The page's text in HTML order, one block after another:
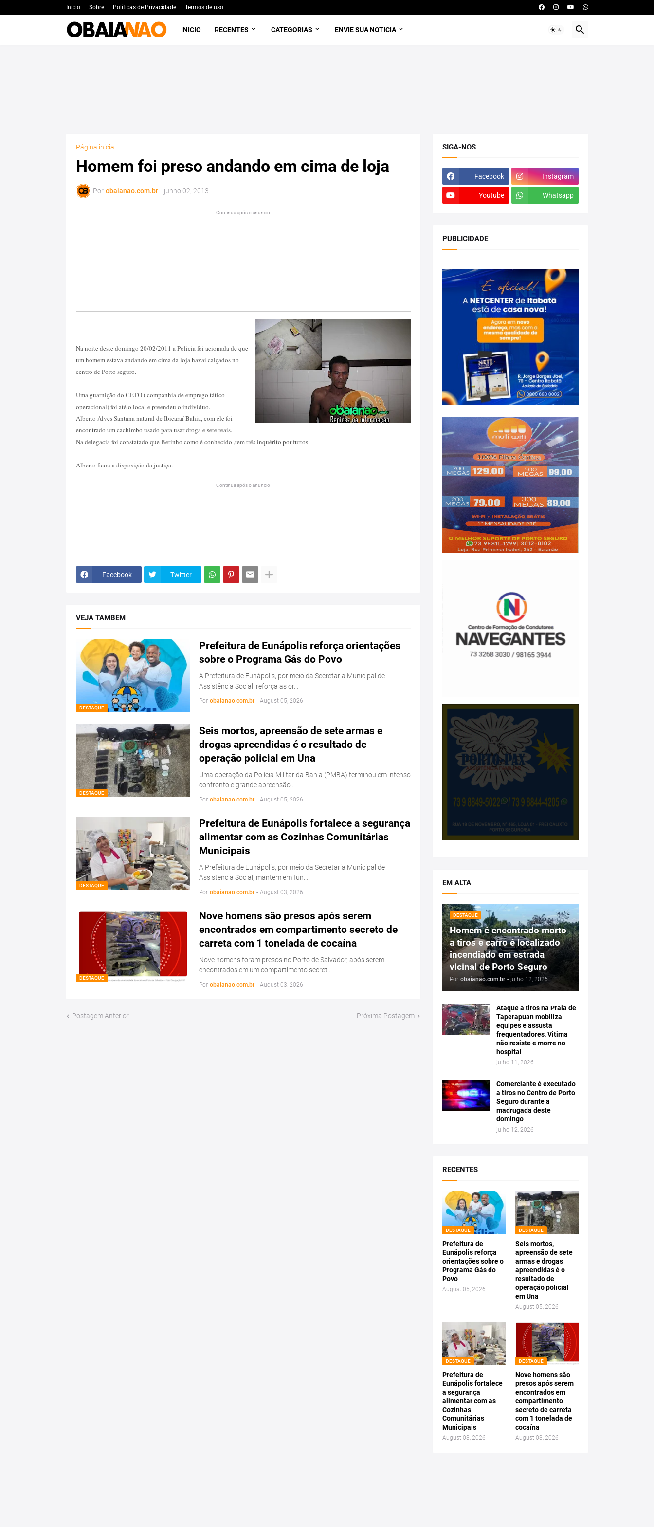
Inicio Sobre Politicas de Privacidade Termos de uso
INICIO RECENTES CATEGORIAS ENVIE SUA NOTICIA
Página inicial
Homem foi preso andando em cima de loja
Por obaianao.com.br - junho 02, 2013
Continua após o anuncio
Na noite deste domingo 20/02/2011 a Policia foi acionada de que
um homem estava andando em cima da loja havai calçados no
centro de Porto seguro.
Uma guarnição do CETO ( companhia de emprego tático
operacional) foi até o local e preendeu o individuo.
Alberto Alves Santana natural de Ibicaraí Bahia, com ele foi
encontrado um cachimbo usado para usar droga e sete reais.
Na delegacia foi constatado que Betinho como é conhecido ,tem três inquérito por furtos.
Alberto ficou a disposição da justiça.
Continua após o anuncio
Facebook Twitter
VEJA TAMBEM
DESTAQUE
Prefeitura de Eunápolis reforça orientações
sobre o Programa Gás do Povo
A Prefeitura de Eunápolis, por meio da Secretaria Municipal de
Assistência Social, reforça as or…
Por obaianao.com.br - August 05, 2026
DESTAQUE
Seis mortos, apreensão de sete armas e
drogas apreendidas é o resultado de
operação policial em Una
Uma operação da Polícia Militar da Bahia (PMBA) terminou em intenso
confronto e grande apreensão…
Por obaianao.com.br - August 05, 2026
DESTAQUE
Prefeitura de Eunápolis fortalece a segurança
alimentar com as Cozinhas Comunitárias
Municipais
A Prefeitura de Eunápolis, por meio da Secretaria Municipal de
Assistência Social, mantém em fun…
Por obaianao.com.br - August 03, 2026
DESTAQUE
Nove homens são presos após serem
encontrados em compartimento secreto de
carreta com 1 tonelada de cocaína
Nove homens foram presos no Porto de Salvador, após serem
encontrados em um compartimento secret…
Por obaianao.com.br - August 03, 2026
Postagem Anterior Próxima Postagem
SIGA-NOS
Facebook Instagram
Youtube Whatsapp
PUBLICIDADE
EM ALTA
DESTAQUE
Homem é encontrado morto
a tiros e carro é localizado
incendiado em estrada
vicinal de Porto Seguro
Por obaianao.com.br - julho 12, 2026
Ataque a tiros na Praia de
Taperapuan mobiliza
equipes e assusta
frequentadores, Vitima
não resiste e morre no
hospital
julho 11, 2026
Comerciante é executado
a tiros no Centro de Porto
Seguro durante a
madrugada deste
domingo
julho 12, 2026
RECENTES
DESTAQUE
Prefeitura de
Eunápolis reforça
orientações sobre o
Programa Gás do
Povo
August 05, 2026
DESTAQUE
Seis mortos,
apreensão de sete
armas e drogas
apreendidas é o
resultado de
operação policial
em Una
August 05, 2026
DESTAQUE
Prefeitura de
Eunápolis fortalece
a segurança
alimentar com as
Cozinhas
Comunitárias
Municipais
August 03, 2026
DESTAQUE
Nove homens são
presos após serem
encontrados em
compartimento
secreto de carreta
com 1 tonelada de
cocaína
August 03, 2026